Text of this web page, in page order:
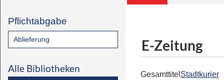
Pflichtabgabe
Ablieferung
Alle Bibliotheken
E-Zeitung
Gesamttitel Stadtkurier